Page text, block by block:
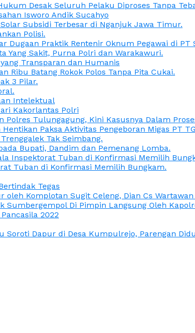
Desak Seluruh Pelaku Diproses Tanpa
Isworo Andik Sucahyo
Subsidi Terbesar di Nganjuk Jawa Timur.
Polisi.
Dugaan Praktik Rentenir Oknum Pegawai di PT
Yang Sakit, Purna Polri dan Warakawuri.
Transparan dan Humanis
Ribu Batang Rokok Polos Tanpa Pita Cukai.
3 Pilar.
Intelektual
Kakorlantas Polri
Tulungagung, Kini Kasusnya Dalam
Paksa Aktivitas Pengeboran Migas PT
Tak Seimbang.
Bupati, Dandim dan Pemenang Lomba.
Inspektorat Tuban di Konfirmasi Memilih
Tuban di Konfirmasi Memilih Bungkam.
Tegas
oleh Komplotan Sugit Celeng, Dian Cs
Sumbergempol Di Pimpin Langsung Oleh
2022
Dapur di Desa Kumpulrejo, Parengan